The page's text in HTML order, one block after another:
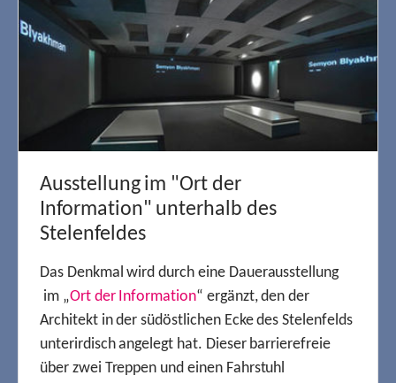
Ausstellung im "Ort der
Information" unterhalb des
Stelenfeldes
Das Denkmal wird durch eine Dauerausstellung
im „Ort der Information“ ergänzt, den der
Architekt in der südöstlichen Ecke des Stelenfelds
unterirdisch angelegt hat. Dieser barrierefreie
über zwei Treppen und einen Fahrstuhl